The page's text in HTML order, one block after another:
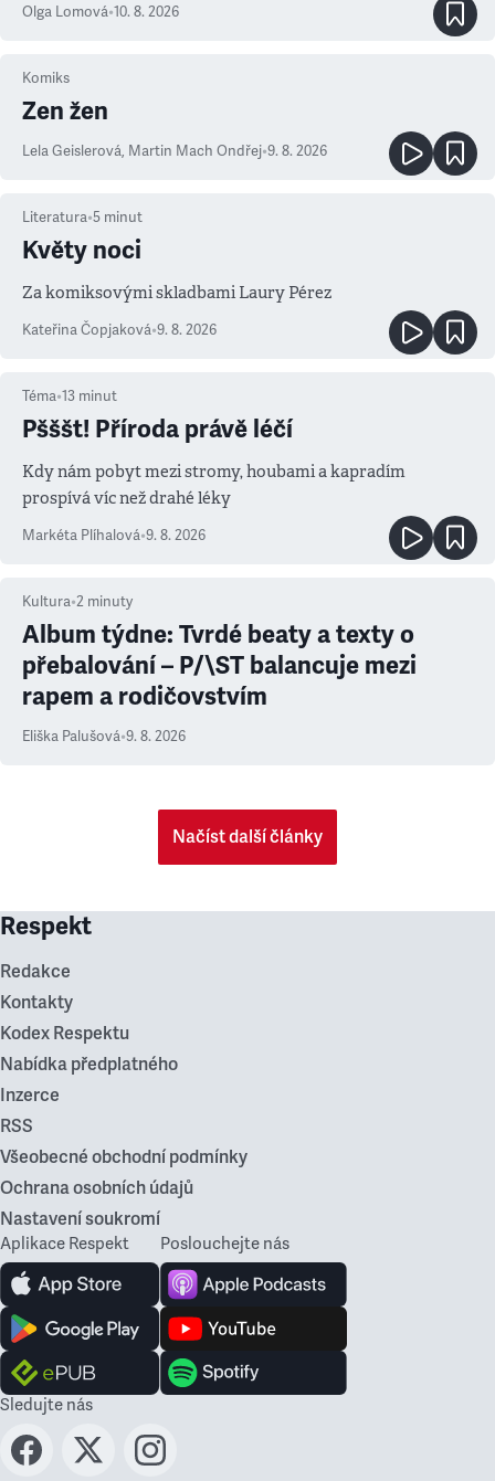
Olga Lomová•10. 8. 2026
Komiks
Zen žen
Lela Geislerová, Martin Mach Ondřej•9. 8. 2026
Literatura•5 minut
Květy noci
Za komiksovými skladbami Laury Pérez
Kateřina Čopjaková•9. 8. 2026
Téma•13 minut
Pšššt! Příroda právě léčí
Kdy nám pobyt mezi stromy, houbami a kapradím
prospívá víc než drahé léky
Markéta Plíhalová•9. 8. 2026
Kultura•2 minuty
Album týdne: Tvrdé beaty a texty o
přebalování – P/\ST balancuje mezi
rapem a rodičovstvím
Eliška Palušová•9. 8. 2026
Načíst další články
Respekt
Redakce
Kontakty
Kodex Respektu
Nabídka předplatného
Inzerce
RSS
Všeobecné obchodní podmínky
Ochrana osobních údajů
Nastavení soukromí
Aplikace Respekt Poslouchejte nás
Sledujte nás